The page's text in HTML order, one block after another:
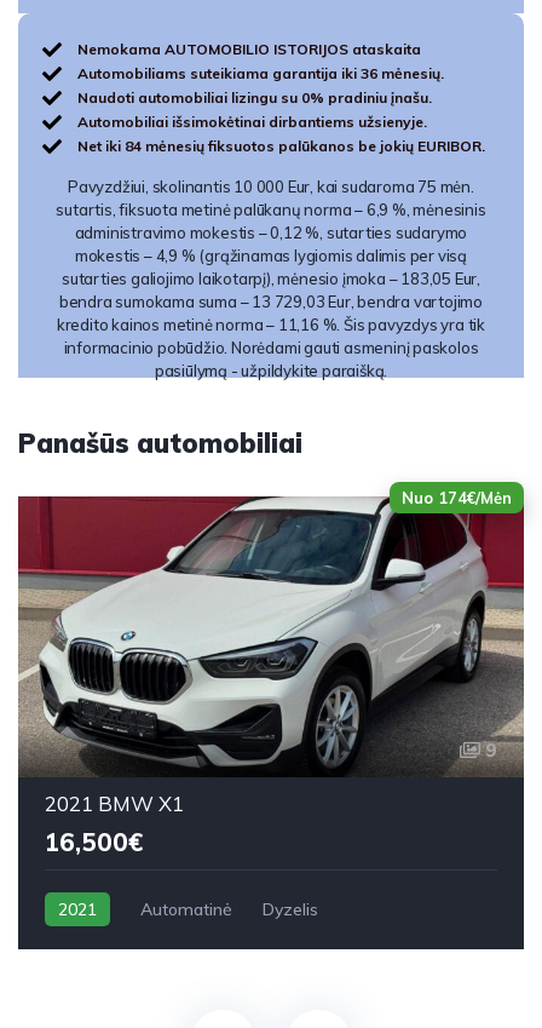
Nemokama AUTOMOBILIO ISTORIJOS ataskaita
Automobiliams suteikiama garantija iki 36 mėnesių.
Naudoti automobiliai lizingu su 0% pradiniu įnašu.
Automobiliai išsimokėtinai dirbantiems užsienyje.
Net iki 84 mėnesių fiksuotos palūkanos be jokių EURIBOR.
Pavyzdžiui, skolinantis 10 000 Eur, kai sudaroma 75 mėn.
sutartis, fiksuota metinė palūkanų norma – 6,9 %, mėnesinis
administravimo mokestis – 0,12 %, sutarties sudarymo
mokestis – 4,9 % (grąžinamas lygiomis dalimis per visą
sutarties galiojimo laikotarpį), mėnesio įmoka – 183,05 Eur,
bendra sumokama suma – 13 729,03 Eur, bendra vartojimo
kredito kainos metinė norma – 11,16 %. Šis pavyzdys yra tik
informacinio pobūdžio. Norėdami gauti asmeninį paskolos
pasiūlymą - užpildykite paraišką.
Panašūs automobiliai
Nuo 174€/Mėn
9
2021 BMW X1
16,500€
2021 Automatinė Dyzelis